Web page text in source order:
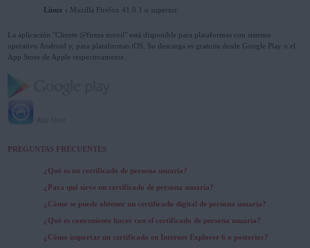
Linux : Mozilla Firefox 41.0.1 o superior.
La aplicación "Cliente @firma movil" está disponible para plataformas con sistema
operativo Android y, para plataformas iOS. Su descarga es gratuita desde Google Play o el
App Store de Apple respectivamente.
PREGUNTAS FRECUENTES
¿Qué es un certificado de persona usuaria?
¿Para qué sirve un certificado de persona usuaria?
¿Cómo se puede obtener un certificado digital de persona usuaria?
¿Qué es conveniente hacer con el certificado de persona usuaria?
¿Cómo importar un certificado en Internet Explorer 6 o posterior?